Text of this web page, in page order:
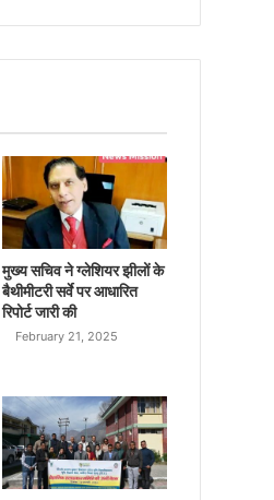
मुख्य सचिव ने ग्लेशियर झीलों के
बैथीमीटरी सर्वे पर आधारित
रिपोर्ट जारी की
February 21, 2025